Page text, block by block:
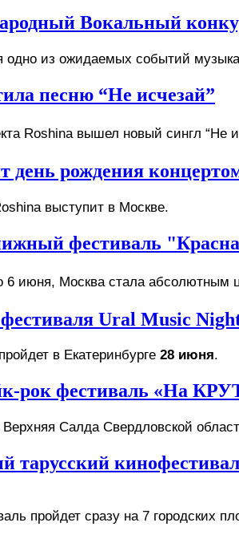
Вокальный
одно из ожидаемых событий
песню “Не исчезай”
Roshina вышел новый сингл “Не
день рождения
выступит в Москве.
фестиваль
6 июня, Москва стала абсолютным
Ural Music
в Екатеринбурге 28 июня.
рок фестиваль «На
Верхняя Салда Свердловской
тарусский
пройдет сразу на 7 городских